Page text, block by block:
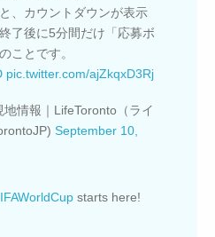
、カウントダウンが表示
了後に5分間だけ「応募ボ
ことです。
pic.twitter.com/ajZkqxD3Rj
地情報｜LifeToronto（ライ
September 10,
starts here!